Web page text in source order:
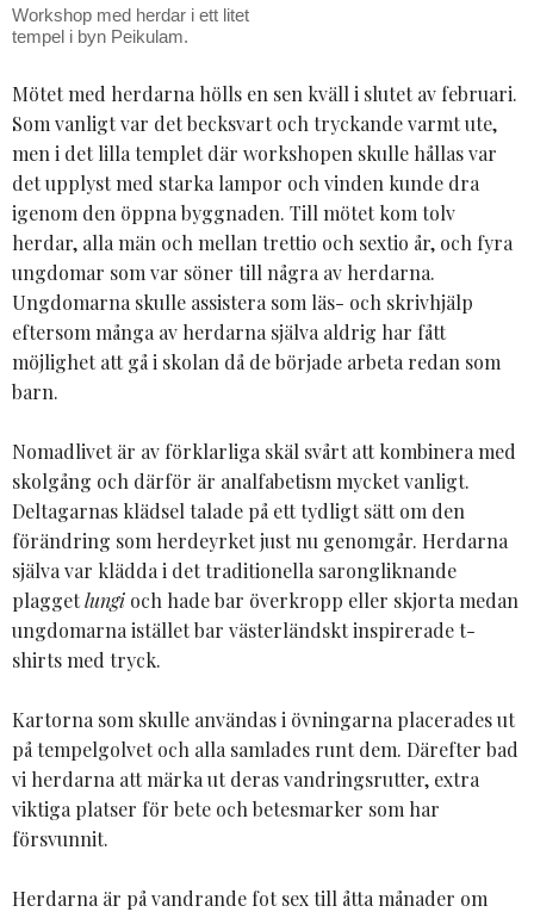
Workshop med herdar i ett litet
tempel i byn Peikulam.
Mötet med herdarna hölls en sen kväll i slutet av februari.
Som vanligt var det becksvart och tryckande varmt ute,
men i det lilla templet där workshopen skulle hållas var
det upplyst med starka lampor och vinden kunde dra
igenom den öppna byggnaden. Till mötet kom tolv
herdar, alla män och mellan trettio och sextio år, och fyra
ungdomar som var söner till några av herdarna.
Ungdomarna skulle assistera som läs- och skrivhjälp
eftersom många av herdarna själva aldrig har fått
möjlighet att gå i skolan då de började arbeta redan som
barn.
Nomadlivet är av förklarliga skäl svårt att kombinera med
skolgång och därför är analfabetism mycket vanligt.
Deltagarnas klädsel talade på ett tydligt sätt om den
förändring som herdeyrket just nu genomgår. Herdarna
själva var klädda i det traditionella sarongliknande
plaggetlungi och hade bar överkropp eller skjorta medan
ungdomarna istället bar västerländskt inspirerade t-
shirts med tryck.
Kartorna som skulle användas i övningarna placerades ut
på tempelgolvet och alla samlades runt dem. Därefter bad
vi herdarna att märka ut deras vandringsrutter, extra
viktiga platser för bete och betesmarker som har
försvunnit.
Herdarna är på vandrande fot sex till åtta månader om